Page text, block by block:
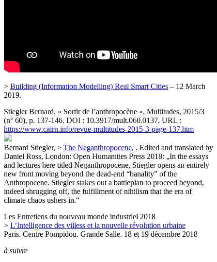
> Building (Information Modelling) Real Smart Cities – 12 March
2019.
Stiegler Bernard, « Sortir de l’anthropocène », Multitudes, 2015/3
(n° 60), p. 137-146. DOI : 10.3917/mult.060.0137. URL :
https://www.cairn.info/revue-multitudes-2015-3-page-137.htm
Bernard Stiegler, > The Neganthropocene, . Edited and translated by
Daniel Ross, London: Open Humanities Press 2018: „In the essays
and lectures here titled Neganthropocene, Stiegler opens an entirely
new front moving beyond the dead-end “banality” of the
Anthropocene. Stiegler stakes out a battleplan to proceed beyond,
indeed shrugging off, the fulfillment of nihilism that the era of
climate chaos ushers in.“
Les Entretiens du nouveau monde industriel 2018
> L’Intelligence des villess et la nouvelle révolution urbaine
Paris. Centre Pompidou. Grande Salle. 18 et 19 décembre 2018
à suivre